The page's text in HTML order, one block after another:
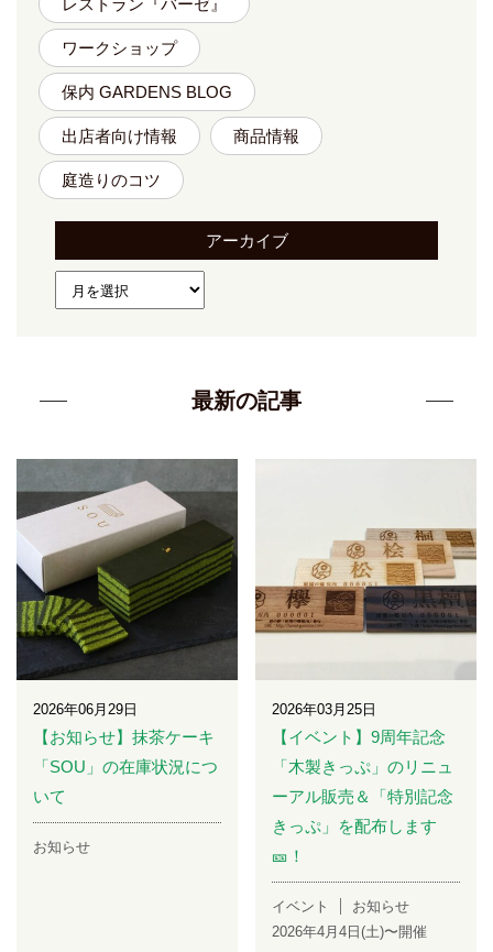
レストラン『バーゼ』
ワークショップ
保内 GARDENS BLOG
出店者向け情報 商品情報
庭造りのコツ
アーカイブ
最新の記事
2026年06月29日
【お知らせ】抹茶ケーキ
「SOU」の在庫状況につ
いて
お知らせ
2026年03月25日
【イベント】9周年記念
「木製きっぷ」のリニュ
ーアル販売＆「特別記念
きっぷ」を配布します
🎫！
イベント
お知らせ
2026年4月4日(土)〜開催